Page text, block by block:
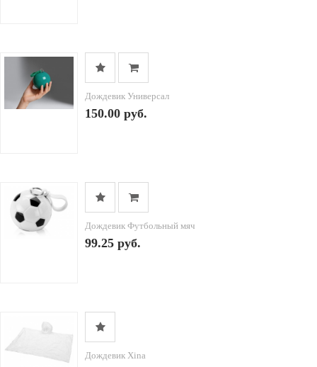
Дождевик Универсал
150.00 руб.
Дождевик Футбольный мяч
99.25 руб.
Дождевик Xina